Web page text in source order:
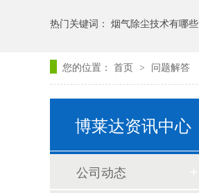
热门关键词： 烟气除尘技术有哪些
您的位置： 首页 > 问题解答
博莱达资讯中心
公司动态